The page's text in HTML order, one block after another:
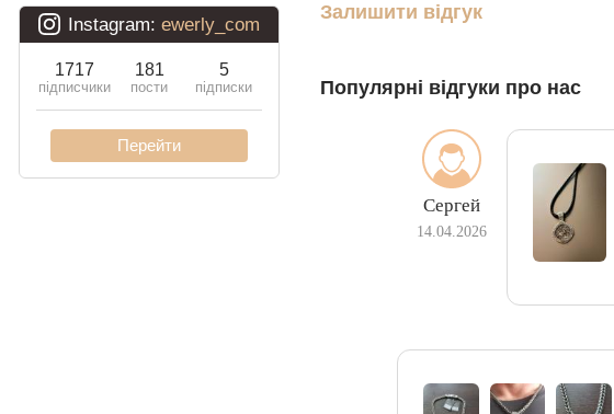
Подвійний рамзес
Десятка (подвійне
панцирное)
Італійка)
Залишити відгук
Популярні відгуки про нас
Сергей
14.04.2026